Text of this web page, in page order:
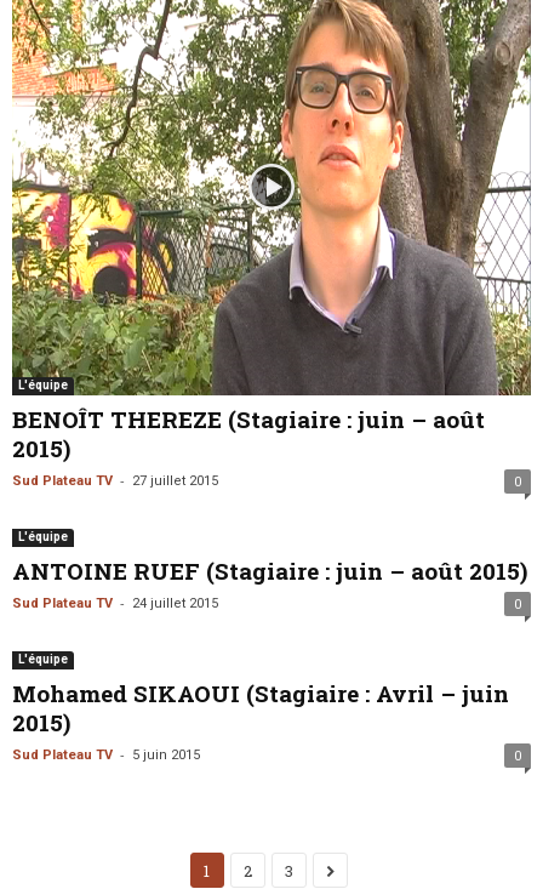
L'équipe
BENOÎT THEREZE (Stagiaire : juin – août
2015)
Sud Plateau TV - 27 juillet 2015 0
L'équipe
ANTOINE RUEF (Stagiaire : juin – août 2015)
Sud Plateau TV - 24 juillet 2015 0
L'équipe
Mohamed SIKAOUI (Stagiaire : Avril – juin
2015)
Sud Plateau TV - 5 juin 2015 0
1 2 3